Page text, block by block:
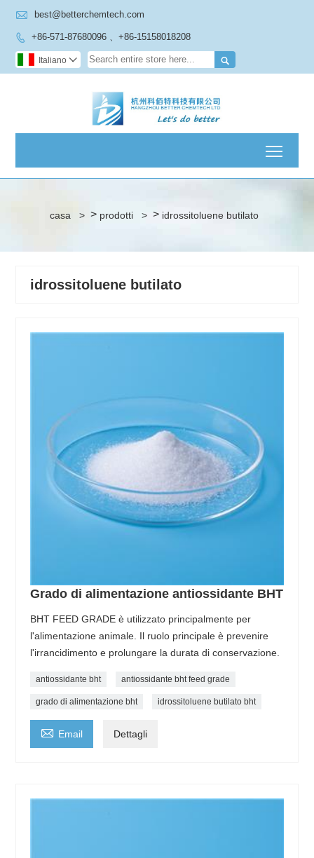
 best@betterchemtech.com
 +86-571-87680096 、+86-15158018208

Italiano 
casa > > prodotti > > idrossitoluene butilato
idrossitoluene butilato
Grado di alimentazione antiossidante BHT
BHT FEED GRADE è utilizzato principalmente per
l'alimentazione animale. Il ruolo principale è prevenire
l'irrancidimento e prolungare la durata di conservazione.
antiossidante bht antiossidante bht feed grade
grado di alimentazione bht idrossitoluene butilato bht
 Email Dettagli